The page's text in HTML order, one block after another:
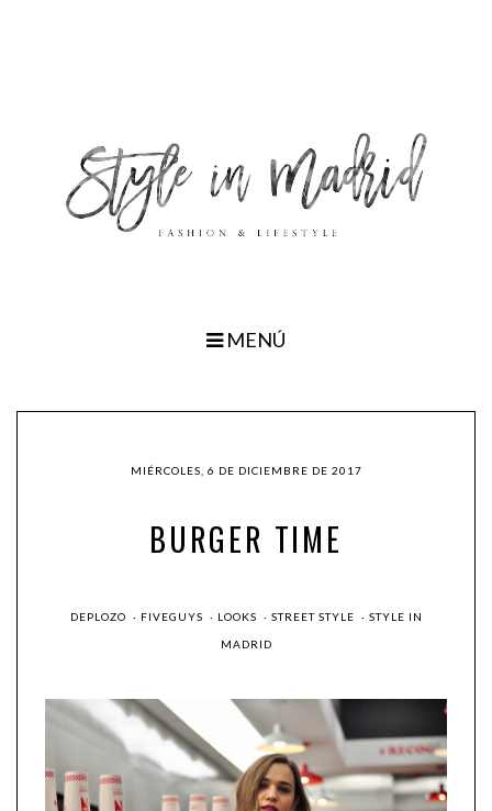
MENÚ
MIÉRCOLES, 6 DE DICIEMBRE DE 2017
BURGER TIME
DEPLOZO · FIVEGUYS · LOOKS · STREET STYLE · STYLE IN
MADRID